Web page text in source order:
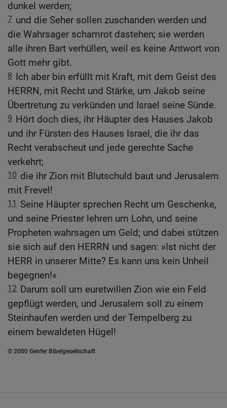
dunkel werden;
7 und die Seher sollen zuschanden werden und
die Wahrsager schamrot dastehen; sie werden
alle ihren Bart verhüllen, weil es keine Antwort von
Gott mehr gibt.
8 Ich aber bin erfüllt mit Kraft, mit dem Geist des
HERRN, mit Recht und Stärke, um Jakob seine
Übertretung zu verkünden und Israel seine Sünde.
9 Hört doch dies, ihr Häupter des Hauses Jakob
und ihr Fürsten des Hauses Israel, die ihr das
Recht verabscheut und jede gerechte Sache
verkehrt;
10 die ihr Zion mit Blutschuld baut und Jerusalem
mit Frevel!
11
Seine Häupter sprechen Recht um Geschenke,
und seine Priester lehren um Lohn, und seine
Propheten wahrsagen um Geld; und dabei stützen
sie sich auf den HERRN und sagen: »Ist nicht der
HERR in unserer Mitte? Es kann uns kein Unheil
begegnen!«
12 Darum soll um euretwillen Zion wie ein Feld
gepflügt werden, und Jerusalem soll zu einem
Steinhaufen werden und der Tempelberg zu
einem bewaldeten Hügel!
© 2000 Genfer Bibelgesellschaft